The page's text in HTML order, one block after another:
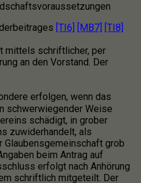
[TI6] [MB7] [TI8]
mittels schriftlicher, per
an den Vorstand. Der
erfolgen, wenn das
schwerwiegender Weise
schädigt, in grober
zuwiderhandelt, als
grob
beim Antrag auf
erfolgt nach Anhörung
schriftlich mitgeteilt. Der